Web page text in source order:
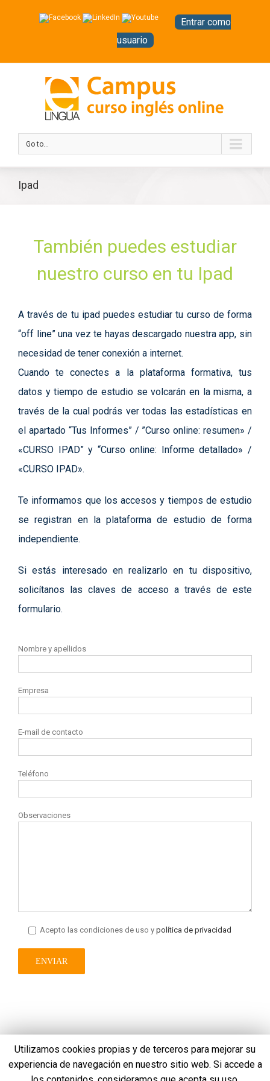
Entrar como
usuario
Go to...
Ipad
También puedes estudiar
nuestro curso en tu Ipad
A través de tu ipad puedes estudiar tu curso de forma
“off line” una vez te hayas descargado nuestra app, sin
necesidad de tener conexión a internet.
Cuando te conectes a la plataforma formativa, tus
datos y tiempo de estudio se volcarán en la misma, a
través de la cual podrás ver todas las estadísticas en
el apartado “Tus Informes” / ”Curso online: resumen» /
«CURSO IPAD” y “Curso online: Informe detallado» /
«CURSO IPAD».
Te informamos que los accesos y tiempos de estudio
se registran en la plataforma de estudio de forma
independiente.
Si estás interesado en realizarlo en tu dispositivo,
solicítanos las claves de acceso a través de este
formulario.
Nombre y apellidos
Empresa
E-mail de contacto
Teléfono
Observaciones
Acepto las condiciones de uso y política de privacidad
Utilizamos cookies propias y de terceros para mejorar su
experiencia de navegación en nuestro sitio web. Si accede a